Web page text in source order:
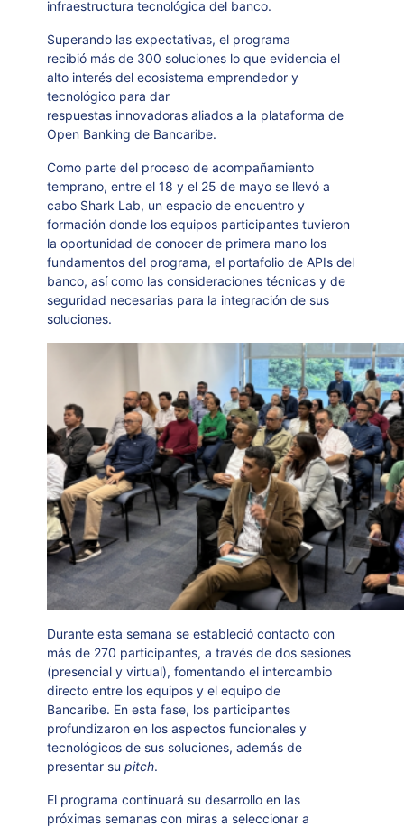
infraestructura tecnológica del banco.
Superando las expectativas, el programa
recibió más de 300 soluciones lo que evidencia el
alto interés del ecosistema emprendedor y
tecnológico para dar
respuestas innovadoras aliados a la plataforma de
Open Banking de Bancaribe.
Como parte del proceso de acompañamiento
temprano, entre el 18 y el 25 de mayo se llevó a
cabo Shark Lab, un espacio de encuentro y
formación donde los equipos participantes tuvieron
la oportunidad de conocer de primera mano los
fundamentos del programa, el portafolio de APIs del
banco, así como las consideraciones técnicas y de
seguridad necesarias para la integración de sus
soluciones.
Durante esta semana se estableció contacto con
más de 270 participantes, a través de dos sesiones
(presencial y virtual), fomentando el intercambio
directo entre los equipos y el equipo de
Bancaribe. En esta fase, los participantes
profundizaron en los aspectos funcionales y
tecnológicos de sus soluciones, además de
presentar supitch.
El programa continuará su desarrollo en las
próximas semanas con miras a seleccionar a